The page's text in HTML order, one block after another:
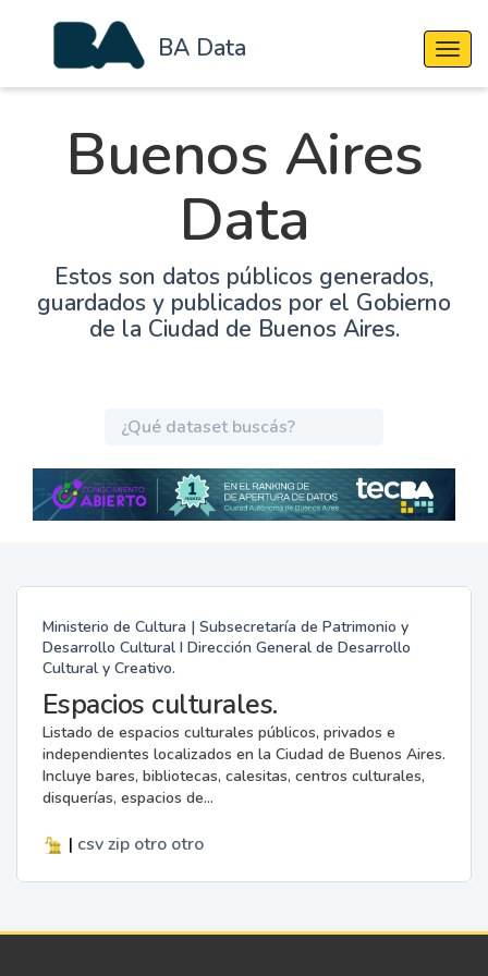
BA Data
Buenos Aires
Data
Estos son datos públicos generados,
guardados y publicados por el Gobierno
de la Ciudad de Buenos Aires.
Ministerio de Cultura | Subsecretaría de Patrimonio y
Desarrollo Cultural I Dirección General de Desarrollo
Cultural y Creativo.
Espacios culturales.
Listado de espacios culturales públicos, privados e
independientes localizados en la Ciudad de Buenos Aires.
Incluye bares, bibliotecas, calesitas, centros culturales,
disquerías, espacios de...
| csv zip otro otro